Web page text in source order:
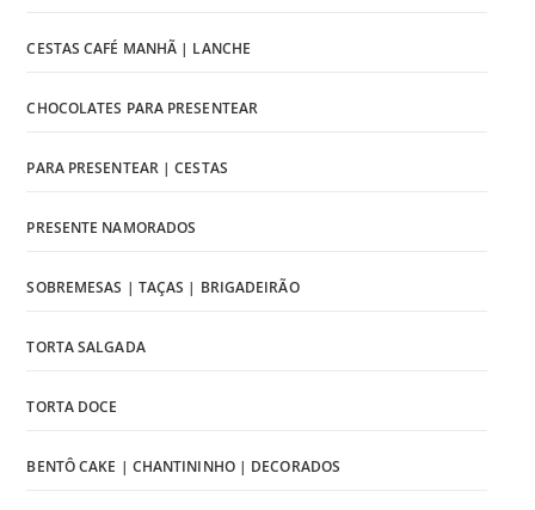
CESTAS CAFÉ MANHÃ | LANCHE
CHOCOLATES PARA PRESENTEAR
PARA PRESENTEAR | CESTAS
PRESENTE NAMORADOS
SOBREMESAS | TAÇAS | BRIGADEIRÃO
TORTA SALGADA
TORTA DOCE
BENTÔ CAKE | CHANTININHO | DECORADOS